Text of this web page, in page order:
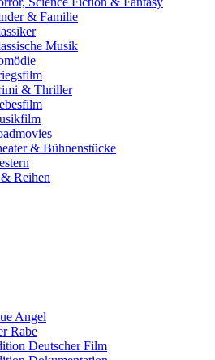
& Familie
Musik
& Thriller
& Bühnenstücke
Reihen
Angel
Rabe
Deutscher Film